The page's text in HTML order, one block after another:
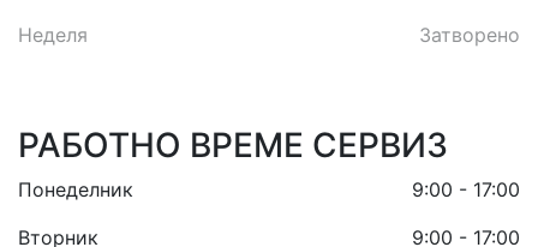
Неделя
Затворено
РАБОТНО ВРЕМЕ СЕРВИЗ
Понеделник
9:00 - 17:00
Вторник
9:00 - 17:00